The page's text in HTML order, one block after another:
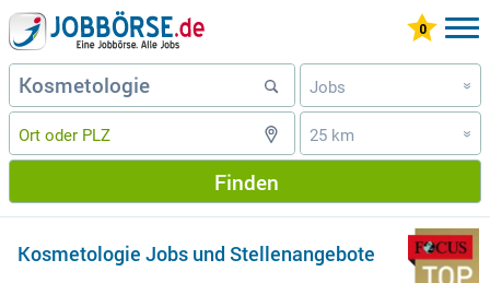
Jobs »
25 km »
Finden
Kosmetologie Jobs und Stellenangebote